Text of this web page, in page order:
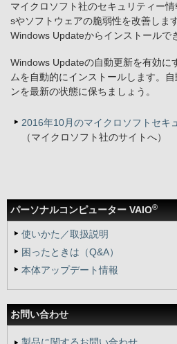
パーソナルコンピューター VAIO®
使いかた／取扱説明
困ったときは（Q&A）
本体アップデート情報
お問い合わせ
マイクロソフト社のセキュリティー
sやソフトウェアの脆弱性を改善しま
Windows Updateからインストールで
Windows Updateの自動更新を有効に
ムを自動的にインストールします。
ンを最新の状態に保ちましょう。
2016年10月のマイクロソフトセキ
（マイクロソフト社のサイトへ）